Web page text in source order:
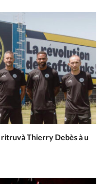
ritruvà Thierry Debès à u